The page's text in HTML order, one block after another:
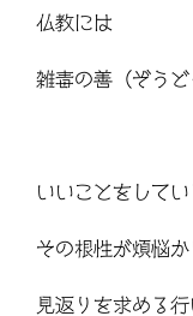
仏教には
雑毒の善（ぞう
いいことをしてい
その根性が煩悩
見返りを求める